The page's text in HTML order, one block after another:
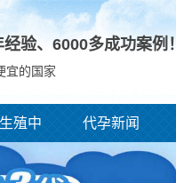
验、 6000多成功案例！
宜的国家
殖中 代孕新闻